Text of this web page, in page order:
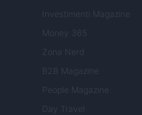
Investimenti Magazine
Money 365
Zona Nerd
B2B Magazine
People Magazine
Day Travel